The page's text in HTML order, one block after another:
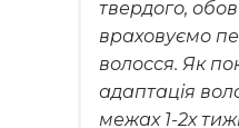
твердого,
враховуємо
волосся. Як
адаптація
межах 1-2х